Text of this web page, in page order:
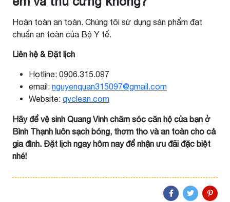
Hoàn toàn an toàn. Chúng tôi sử dụng sản phẩm đạt
chuẩn an toàn của Bộ Y tế.
Liên hệ & Đặt lịch
Hotline: 0906.315.097
email: nguyenquan315097@gmail.com
Website: qvclean.com
Hãy để vệ sinh Quang Vinh chăm sóc căn hộ của bạn ở
Bình Thạnh luôn sạch bóng, thơm tho và an toàn cho cả
gia đình. Đặt lịch ngay hôm nay để nhận ưu đãi đặc biệt
nhé!